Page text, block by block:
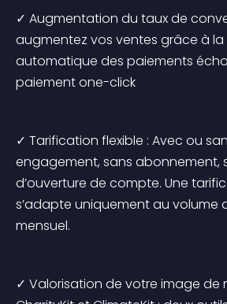
✓ Augmentation du taux de
augmentez vos ventes grâce à la
automatique des paiements
paiement one-click
✓ Tarification flexible : Avec ou
engagement, sans abonnement,
d’ouverture de compte. Une
s’adapte uniquement au volume
mensuel.
✓ Valorisation de votre image de